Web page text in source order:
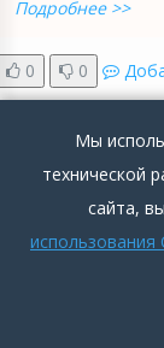
Подробнее >>
0 0
Отзыв
Мы
технической
сайта,
использования